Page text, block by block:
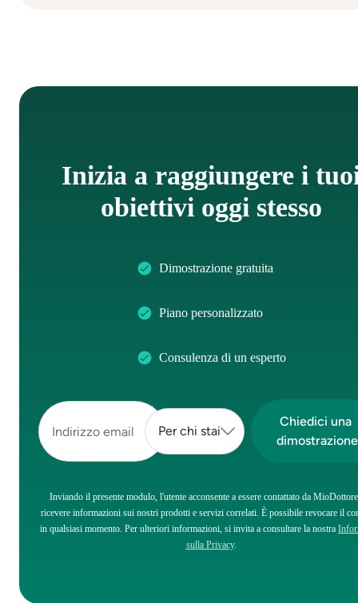
Inizia a raggiungere i
obiettivi oggi stesso
Dimostrazione gratuita
Piano personalizzato
Consulenza di un esperto
Inviando il presente modulo, l'utente acconsente a essere contattato da
ricevere informazioni sui nostri prodotti e servizi correlati. È possibile revocare il
in qualsiasi momento. Per ulteriori informazioni, si invita a consultare la nostra
sulla Privacy.